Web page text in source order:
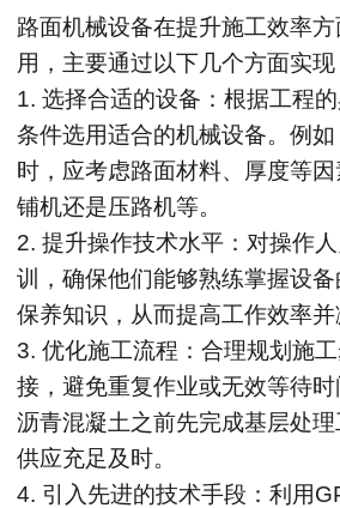
路面机械设备在提升施工效率
用，主要通过以下几个方面实现
1. 选择合适的设备：根据工程
条件选用适合的机械设备。例
时，应考虑路面材料、厚度等
铺机还是压路机等。
2. 提升操作技术水平：对操作
训，确保他们能够熟练掌握设
保养知识，从而提高工作效率并
3. 优化施工流程：合理规划施
接，避免重复作业或无效等待
沥青混凝土之前先完成基层处
供应充足及时。
4. 引入先进的技术手段：利用